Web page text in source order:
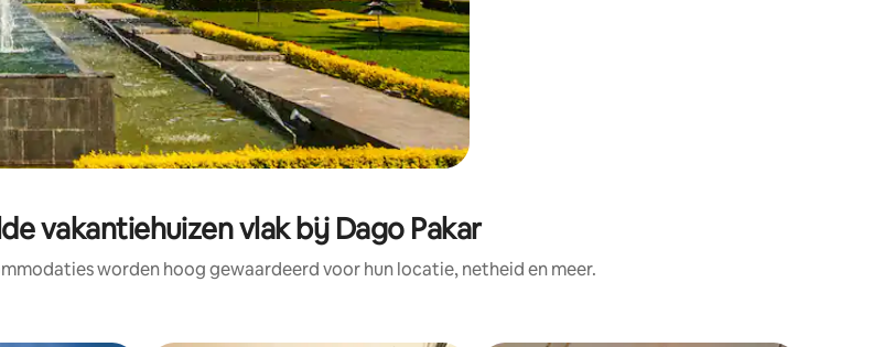
vakantiehuizen vlak bij Dago Pakar
worden hoog gewaardeerd voor hun locatie, netheid en meer.